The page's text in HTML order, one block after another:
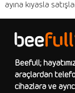
ayına kıyasla
Beefull;
araçlardan
cihazlara ve